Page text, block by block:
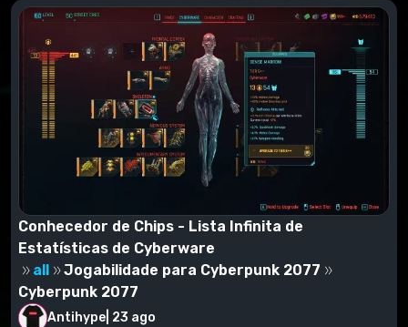
Conhecedor de Chips - Lista Infinita de
Estatísticas de Cyberware
all
Jogabilidade para Cyberpunk 2077
Cyberpunk 2077
Antihype 23 ago